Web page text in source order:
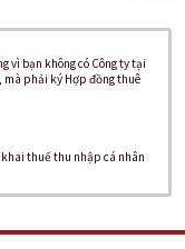
vì bạn không có Công ty tại
mà phải ký Hợp đồng thuê
khai thuế thu nhập cá nhân